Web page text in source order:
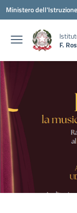
Vai ai contenuti
Vai al menu di
Vai al footer
Ministero
F.